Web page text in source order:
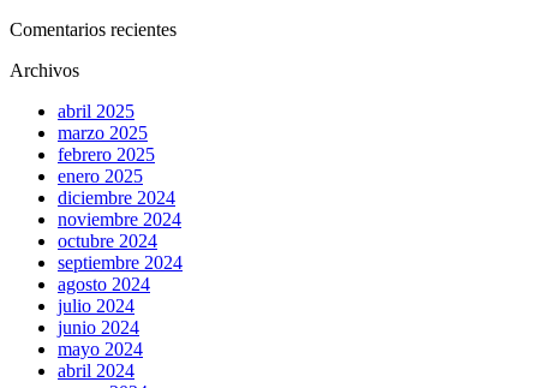
Comentarios recientes
Archivos
abril 2025
marzo 2025
febrero 2025
enero 2025
diciembre 2024
noviembre 2024
octubre 2024
septiembre 2024
agosto 2024
julio 2024
junio 2024
mayo 2024
abril 2024